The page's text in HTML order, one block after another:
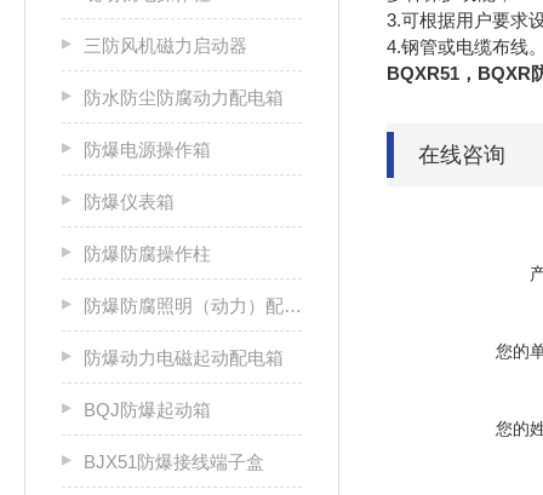
三防风机磁力启动器
防水防尘防腐动力配电箱
防爆电源操作箱
防爆仪表箱
防爆防腐操作柱
防爆防腐照明（动力）配电箱
防爆动力电磁起动配电箱
BQJ防爆起动箱
BJX51防爆接线端子盒
3.可根据用户要求
4.钢管或电缆布线
BQXR51 ，BQXR
在线咨询
您的
您的